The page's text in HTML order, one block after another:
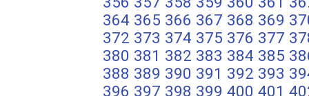
364 365 366 367 368 369
372 373 374 375 376 377
380 381 382 383 384 385
388 389 390 391 392 393
396 397 398 399 400 401